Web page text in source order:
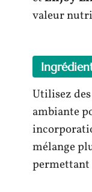
valeur
Utilisez
ambiante
mélange
permettant